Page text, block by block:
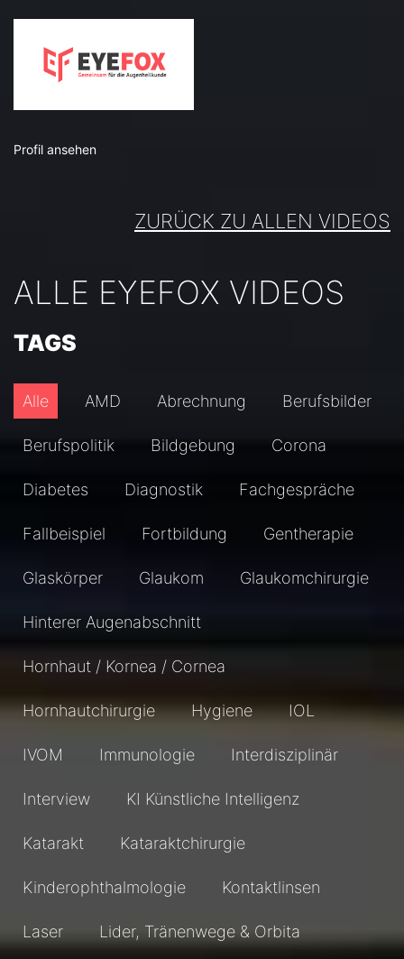
Profil ansehen
ZURÜCK ZU ALLEN VIDEOS
ALLE EYEFOX VIDEOS
TAGS
Alle AMD Abrechnung Berufsbilder
Berufspolitik Bildgebung Corona
Diabetes Diagnostik Fachgespräche
Fallbeispiel Fortbildung Gentherapie
Glaskörper Glaukom Glaukomchirurgie
Hinterer Augenabschnitt
Hornhaut / Kornea / Cornea
Hornhautchirurgie Hygiene IOL
IVOM Immunologie Interdisziplinär
Interview KI Künstliche Intelligenz
Katarakt Kataraktchirurgie
Kinderophthalmologie Kontaktlinsen
Laser Lider, Tränenwege & Orbita